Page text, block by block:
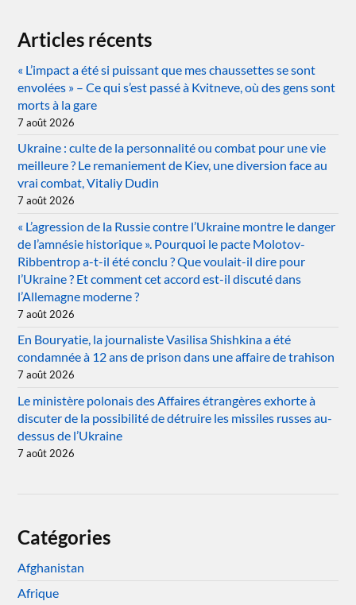
Articles récents
« L’impact a été si puissant que mes chaussettes se sont
envolées » – Ce qui s’est passé à Kvitneve, où des gens sont
morts à la gare
7 août 2026
Ukraine : culte de la personnalité ou combat pour une vie
meilleure ? Le remaniement de Kiev, une diversion face au
vrai combat, Vitaliy Dudin
7 août 2026
« L’agression de la Russie contre l’Ukraine montre le danger
de l’amnésie historique ». Pourquoi le pacte Molotov-
Ribbentrop a-t-il été conclu ? Que voulait-il dire pour
l’Ukraine ? Et comment cet accord est-il discuté dans
l’Allemagne moderne ?
7 août 2026
En Bouryatie, la journaliste Vasilisa Shishkina a été
condamnée à 12 ans de prison dans une affaire de trahison
7 août 2026
Le ministère polonais des Affaires étrangères exhorte à
discuter de la possibilité de détruire les missiles russes au-
dessus de l’Ukraine
7 août 2026
Catégories
Afghanistan
Afrique